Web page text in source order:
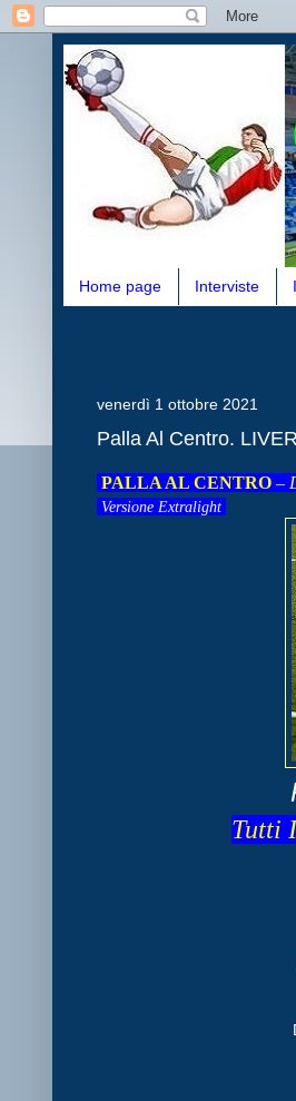
Home page Interviste
venerdì 1 ottobre 2021
Palla Al Centro.
PALLA AL CENTRO –
Versione Extralight
Tutti